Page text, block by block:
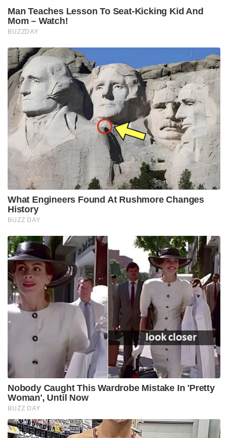
Man Teaches Lesson To Seat-Kicking Kid And
Mom – Watch!
BUZZDAY
What Engineers Found At Rushmore Changes
History
BUZZ DAY
Nobody Caught This Wardrobe Mistake In 'Pretty
Woman', Until Now
BUZZ DAY